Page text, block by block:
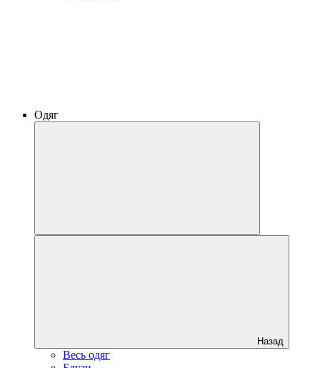
Одяг
Назад
Весь одяг